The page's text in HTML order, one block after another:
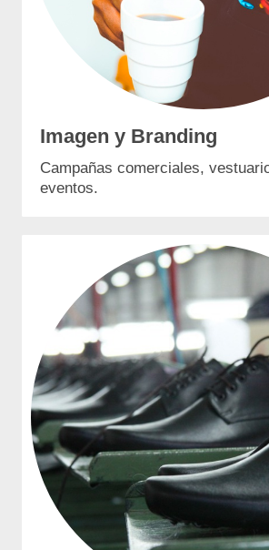
Imagen y Branding
Campañas comerciales,
eventos.